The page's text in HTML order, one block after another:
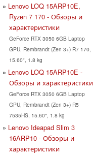
Lenovo LOQ 15ARP10E,
Ryzen 7 170 - Обзоры и
характеристики
GeForce RTX 3050 6GB Laptop
GPU, Rembrandt (Zen 3+) R7 170,
15.60", 1.8 kg
Lenovo LOQ 15ARP10E -
Обзоры и характеристики
GeForce RTX 3050 6GB Laptop
GPU, Rembrandt (Zen 3+) R5
7535HS, 15.60", 1.8 kg
Lenovo Ideapad Slim 3
16ARP10 - Обзоры и
характеристики